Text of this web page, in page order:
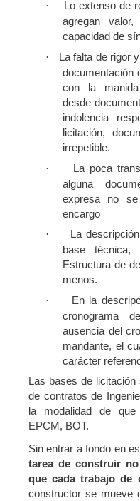
·
Lo extenso de
agregan
capacidad de
·
La falta de rigor
documentación
con la manida
desde
indolencia
licitación,
irrepetible.
·
La poca
alguna
expresa no
encargo
·
La
base
Estructura de
menos.
·
En la
cronograma
ausencia del
mandante, el
carácter
Las bases de
de contratos de
la modalidad de
EPCM, BOT.
Sin entrar a fondo en
tarea de construir
que cada trabajo de
constructor se mueve